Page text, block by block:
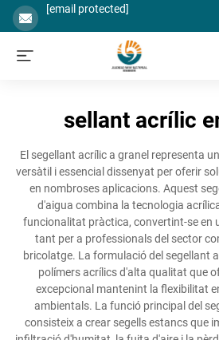
[email protected]
sellant acrílic
El segellant acrílic a granel representa
versàtil i essencial dissenyat per oferir
en nombroses aplicacions. Aquest
d'aigua combina la tecnologia
funcionalitat pràctica, convertint-se en
tant per a professionals del sector
bricolatge. La formulació del segellant
polímers acrílics d'alta qualitat que
excepcional mantenint la flexibilitat
ambientals. La funció principal del
consisteix a crear segells estancs que